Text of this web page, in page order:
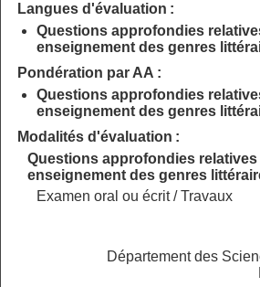
Langues d'évaluation :
Questions approfondies
enseignement des genres
Pondération par AA :
Questions approfondies
enseignement des genres
Modalités d'évaluation :
Questions approfondies relatives
enseignement des genres
Examen oral ou écrit / Travaux
Département des